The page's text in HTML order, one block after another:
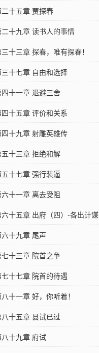
十五章 贾探春
十九章 读书人的事情
十三章 探春，唯有探春！
十七章 自由和选择
十一章 退避三舍
十五章 评价和关系
十九章 射雕英雄传
十三章 拒绝和解
十七章 强行装逼
十一章 离去受阻
十五章 出府（四）-各出计谋
十九章 尾声
十三章 院首之争
十七章 院首的待遇
十一章 好，你听着！
十五章 县试已过
十九章 府试